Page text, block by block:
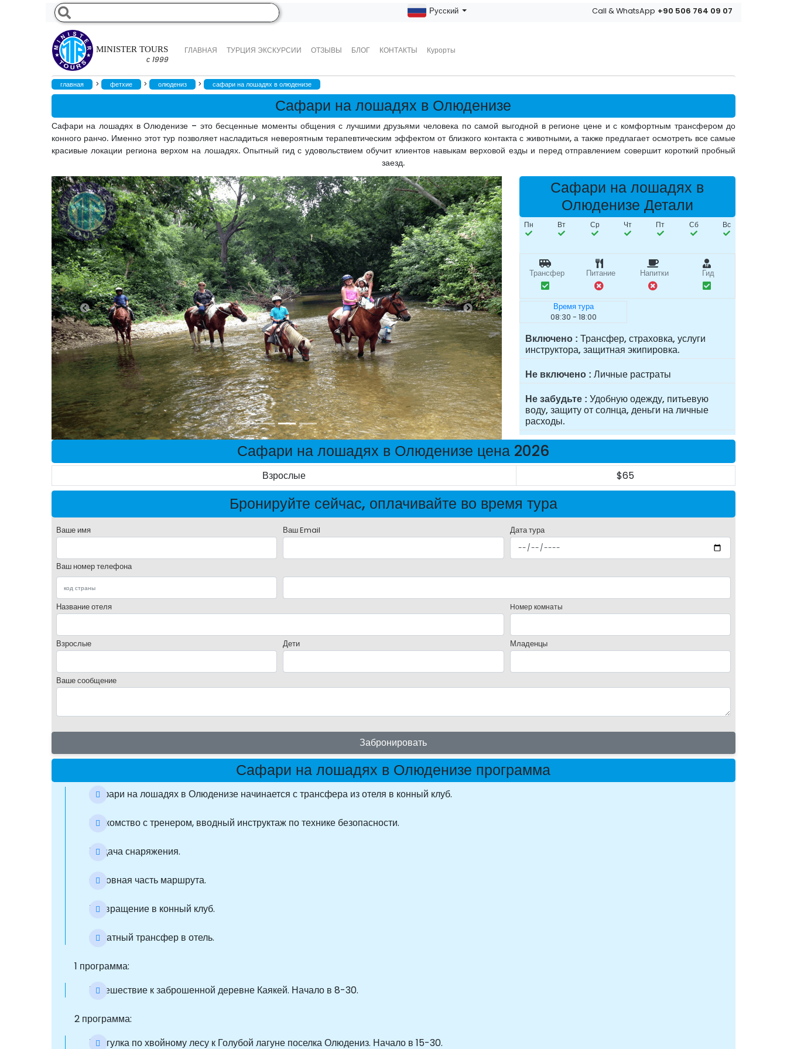
MINISTER TOURS
с 1999
ГЛАВНАЯ ТУРЦИЯ ЭКСКУРСИИ ОТЗЫВЫ БЛОГ КОНТАКТЫ Курорты
Русский Call & WhatsApp +90 506 764 09 07
главная > фетхие > олюдениз > сафари на лошадях в олюденизе
Сафари на лошадях в Олюденизе
Сафари на лошадях в Олюденизе – это бесценные моменты общения с лучшими друзьями человека по самой выгодной в регионе цене и с комфортным трансфером до
конного ранчо. Именно этот тур позволяет насладиться невероятным терапевтическим эффектом от близкого контакта с животными, а также предлагает осмотреть все самые
красивые локации региона верхом на лошадях. Опытный гид с удовольствием обучит клиентов навыкам верховой езды и перед отправлением совершит короткий пробный
заезд.
Сафари на лошадях в
Олюденизе Детали
Пн Вт Ср Чт Пт Сб Вс
Трансфер Питание Напитки Гид
Время тура
08:30 - 18:00
Включено
Трансфер, страховка, услуги
инструктора, защитная экипировка.
Не включено Личные растраты
Не забудьте
Удобную одежду, питьевую
воду, защиту от солнца, деньги на личные
расходы.
Сафари на лошадях в Олюденизе цена 2026
Взрослые $65
Бронируйте сейчас, оплачивайте во время тура
Ваше имя Ваш Email Дата тура
Ваш номер телефона
Название отеля Номер комнаты
Взрослые Дети Младенцы
Ваше сообщение
Забронировать
Сафари на лошадях в Олюденизе программа
Сафари на лошадях в Олюденизе начинается с трансфера из отеля в конный клуб.
Знакомство с тренером, вводный инструктаж по технике безопасности.
Выдача снаряжения.
Основная часть маршрута.
Возвращение в конный клуб.
Обратный трансфер в отель.
1 программа:
Путешествие к заброшенной деревне Каякей. Начало в 8-30.
2 программа:
Прогулка по хвойному лесу к Голубой лагуне поселка Олюдениз. Начало в 15-30.